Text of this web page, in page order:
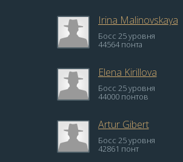
Irina Malinovskaya
Босс 25 уровня
44564 понта
Elena Kirillova
Босс 25 уровня
44000 понтов
Artur Gibert
Босс 25 уровня
42861 понт